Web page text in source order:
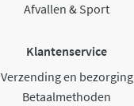
Afvallen & Sport
Klantenservice
Verzending en bezorging
Betaalmethoden